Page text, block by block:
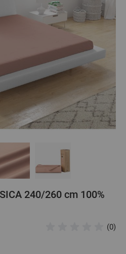
240/260 cm 100%
(0)